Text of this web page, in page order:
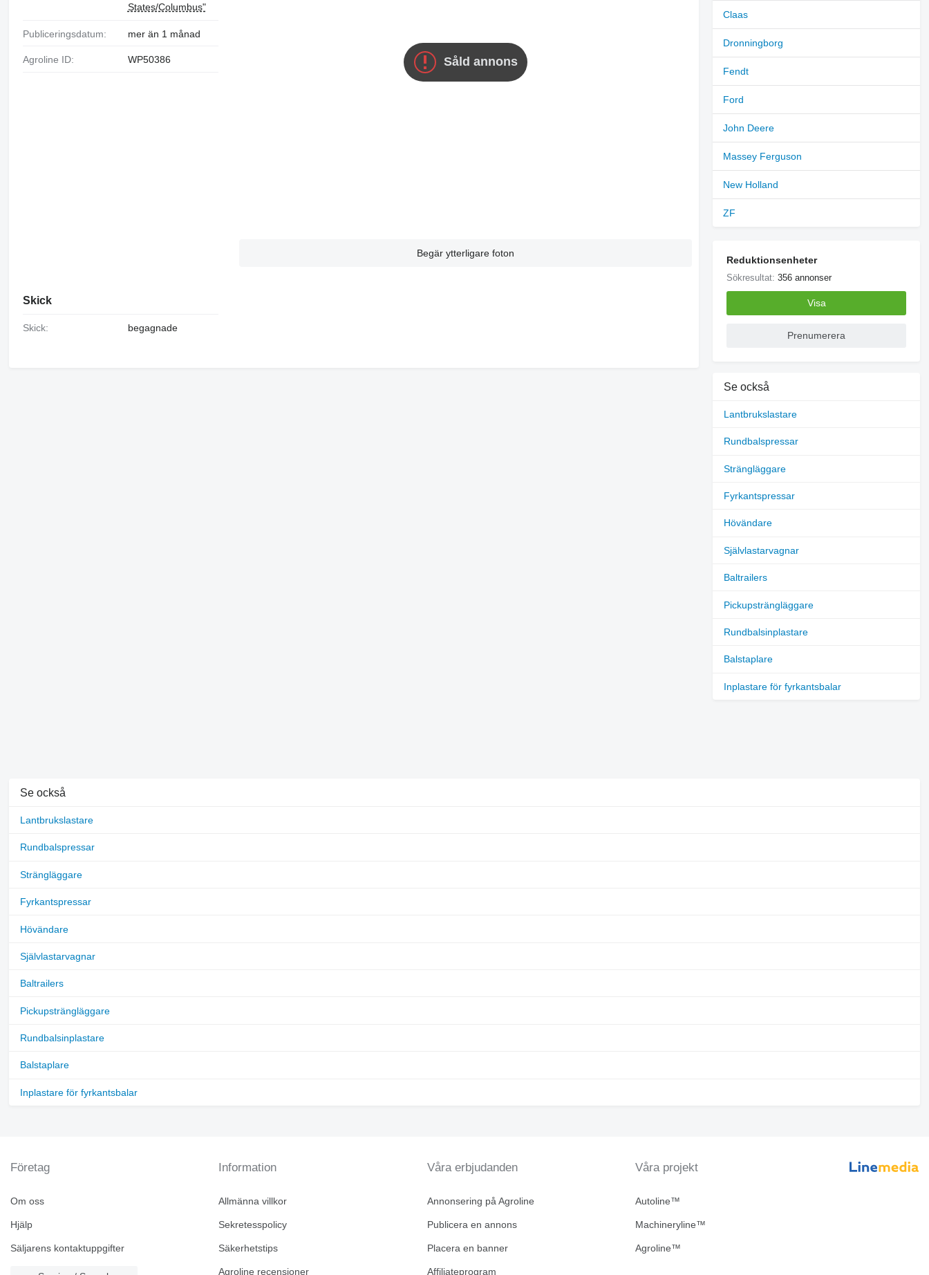
Såld annons
Begär ytterligare foton
States/Columbus"
Publiceringsdatum: mer än 1 månad
Agroline ID: WP50386
Skick
Skick: begagnade
Claas
Dronningborg
Fendt
Ford
John Deere
Massey Ferguson
New Holland
ZF
Reduktionsenheter
Sökresultat:356 annonser
Visa
Prenumerera
Se också
Lantbrukslastare
Rundbalspressar
Strängläggare
Fyrkantspressar
Hövändare
Självlastarvagnar
Baltrailers
Pickupsträngläggare
Rundbalsinplastare
Balstaplare
Inplastare för fyrkantsbalar
Se också
Lantbrukslastare
Rundbalspressar
Strängläggare
Fyrkantspressar
Hövändare
Självlastarvagnar
Baltrailers
Pickupsträngläggare
Rundbalsinplastare
Balstaplare
Inplastare för fyrkantsbalar
Företag
Om oss
Hjälp
Säljarens kontaktuppgifter
Information
Allmänna villkor
Sekretesspolicy
Säkerhetstips
Agroline recensioner
Våra erbjudanden
Annonsering på Agroline
Publicera en annons
Placera en banner
Affiliateprogram
Våra projekt
Autoline™
Machineryline™
Agroline™